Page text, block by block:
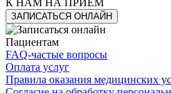
ЗАПИСАТЬСЯ ОНЛАЙН
Пациентам
FAQ-частые вопросы
Оплата услуг
Правила оказания медицинских